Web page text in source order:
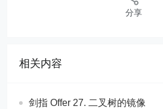
分享
相关内容
剑指 Offer 27. 二叉树的镜像